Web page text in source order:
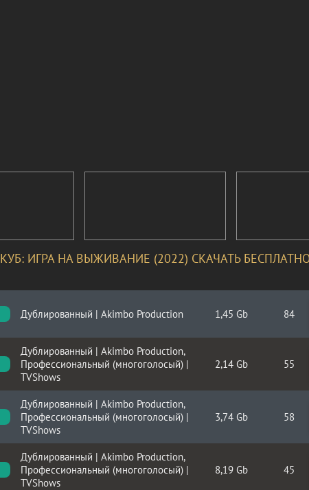
КУБ: ИГРА НА ВЫЖИВАНИЕ (2022) СКАЧАТЬ
Дублированный | Akimbo Production 1,45 Gb 84
Дублированный | Akimbo Production,
Профессиональный (многоголосый) |
TVShows
2,14 Gb 55
Дублированный | Akimbo Production,
Профессиональный (многоголосый) |
TVShows
3,74 Gb 58
Дублированный | Akimbo Production,
Профессиональный (многоголосый) |
TVShows
8,19 Gb 45